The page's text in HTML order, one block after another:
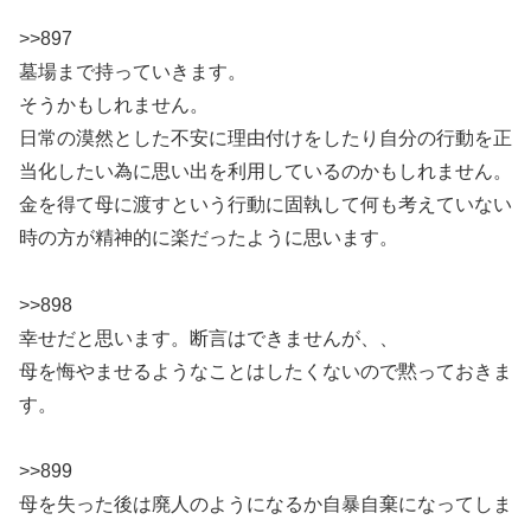
>>897
墓場まで持っていきます。
そうかもしれません。
日常の漠然とした不安に理由付けをしたり自分の行動を正
当化したい為に思い出を利用しているのかもしれません。
金を得て母に渡すという行動に固執して何も考えていない
時の方が精神的に楽だったように思います。
>>898
幸せだと思います。断言はできませんが、、
母を悔やませるようなことはしたくないので黙っておきま
す。
>>899
母を失った後は廃人のようになるか自暴自棄になってしま